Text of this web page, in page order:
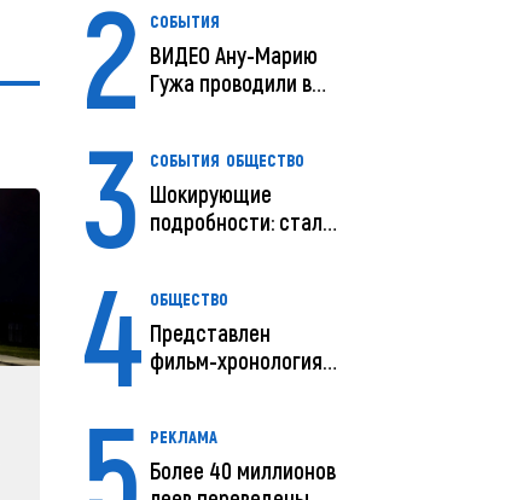
2 СОБЫТИЯ
ВИДЕО Ану-Марию
Гужа проводили в
3 СОБЫТИЯ ОБЩЕСТВО
Шокирующие
подробности: стали
4 ОБЩЕСТВО
Представлен
фильм-хронология
РЕКЛАМА
Более 40 миллионов